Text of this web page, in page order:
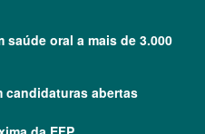
saúde oral a mais de 3.000
candidaturas abertas